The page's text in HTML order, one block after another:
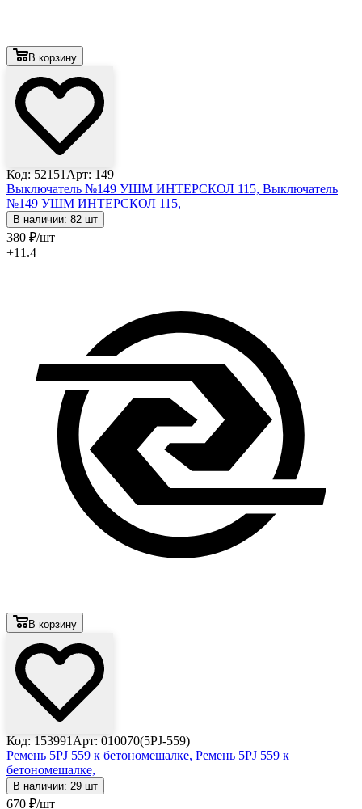
В корзину
Код: 52151 Арт: 149
Выключатель №149 УШМ ИНТЕРСКОЛ 115, Выключатель
№149 УШМ ИНТЕРСКОЛ 115,
В наличии: 82 шт
380 ₽/шт
+11.4
В корзину
Код: 153991 Арт: 010070(5PJ-559)
Ремень 5PJ 559 к бетономешалке, Ремень 5PJ 559 к
бетономешалке,
В наличии: 29 шт
670 ₽/шт